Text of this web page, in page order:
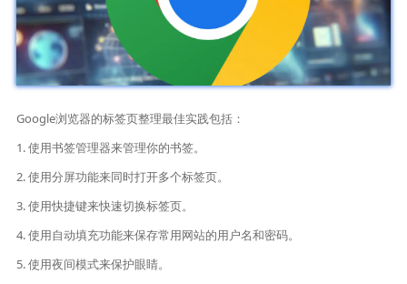
Google浏览器的标签页整理最佳实践包括：
1. 使用书签管理器来管理你的书签。
2. 使用分屏功能来同时打开多个标签页。
3. 使用快捷键来快速切换标签页。
4. 使用自动填充功能来保存常用网站的用户名和密码。
5. 使用夜间模式来保护眼睛。